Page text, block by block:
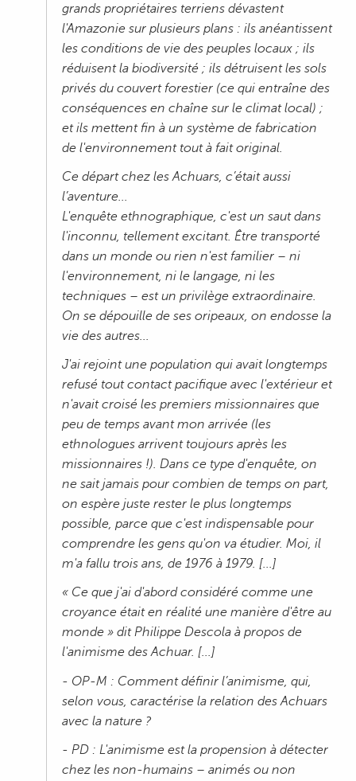
grands propriétaires terriens dévastent
l'Amazonie sur plusieurs plans : ils anéantissent
les conditions de vie des peuples locaux ; ils
réduisent la biodiversité ; ils détruisent les sols
privés du couvert forestier (ce qui entraîne des
conséquences en chaîne sur le climat local) ;
et ils mettent fin à un système de fabrication
de l'environnement tout à fait original.
Ce départ chez les Achuars, c’était aussi
l’aventure...
L'enquête ethnographique, c'est un saut dans
l'inconnu, tellement excitant. Être transporté
dans un monde ou rien n'est familier – ni
l'environnement, ni le langage, ni les
techniques – est un privilège extraordinaire.
On se dépouille de ses oripeaux, on endosse la
vie des autres...
J'ai rejoint une population qui avait longtemps
refusé tout contact pacifique avec l'extérieur et
n'avait croisé les premiers missionnaires que
peu de temps avant mon arrivée (les
ethnologues arrivent toujours après les
missionnaires !). Dans ce type d'enquête, on
ne sait jamais pour combien de temps on part,
on espère juste rester le plus longtemps
possible, parce que c'est indispensable pour
comprendre les gens qu'on va étudier. Moi, il
m'a fallu trois ans, de 1976 à 1979. [...]
« Ce que j'ai d'abord considéré comme une
croyance était en réalité une manière d'être au
monde » dit Philippe Descola à propos de
l'animisme des Achuar. [...]
- OP-M : Comment définir l’animisme, qui,
selon vous, caractérise la relation des Achuars
avec la nature ?
- PD : L'animisme est la propension à détecter
chez les non-humains – animés ou non